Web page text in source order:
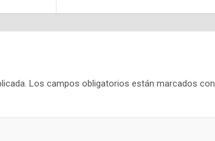
Los campos obligatorios están marcados con